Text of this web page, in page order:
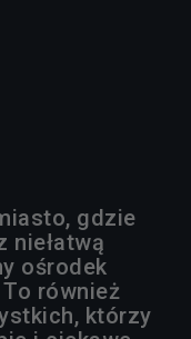
gdzie
niełatwą
ośrodek
również
którzy